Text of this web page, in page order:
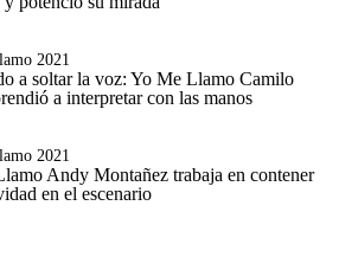
2021
a soltar la voz: Yo Me Llamo Camilo
a interpretar con las manos
2021
Andy Montañez trabaja en contener
en el escenario